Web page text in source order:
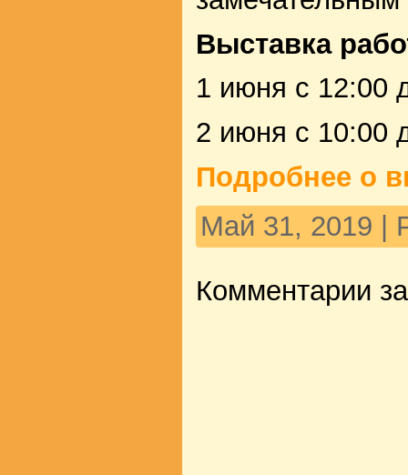
Выставка
1 июня с 12:00
2 июня с 10:00
Подробнее о
Май 31, 2019 |
Комментарии